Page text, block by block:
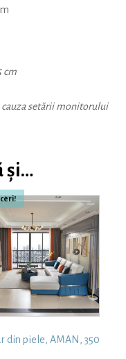
cm
setării monitorului
și…
din piele, AMAN, 350